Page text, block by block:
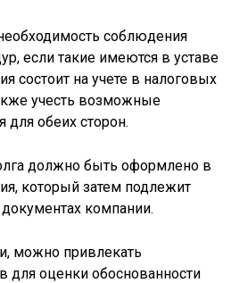
соблюдения
если такие имеются в уставе
состоит на учете в налоговых
учесть возможные
для обеих сторон.
должно быть оформлено в
который затем подлежит
компании.
можно привлекать
для оценки обоснованности